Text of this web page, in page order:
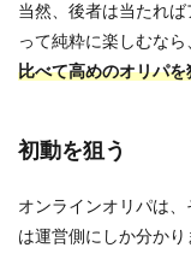
当然、後者は当たれ
って純粋に楽しむなら
比べて高めのオリパを
初動を狙う
オンラインオリパは
は運営側にしか分かり